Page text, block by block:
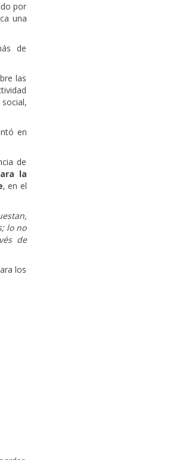
por
una
de
las
en
de
la
, en el
lo no
de
los